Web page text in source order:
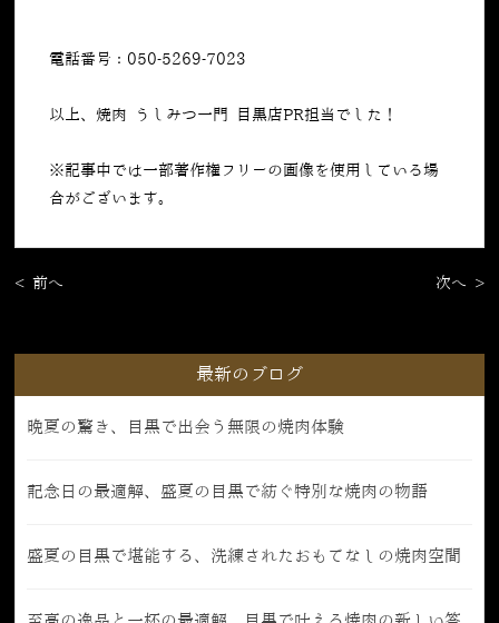
電話番号：050-5269-7023
以上、焼肉 うしみつ一門 目黒店PR担当でした！
※記事中では一部著作権フリーの画像を使用している場
合がございます。
< 前へ 次へ >
最新のブログ
晩夏の驚き、目黒で出会う無限の焼肉体験
記念日の最適解、盛夏の目黒で紡ぐ特別な焼肉の物語
盛夏の目黒で堪能する、洗練されたおもてなしの焼肉空間